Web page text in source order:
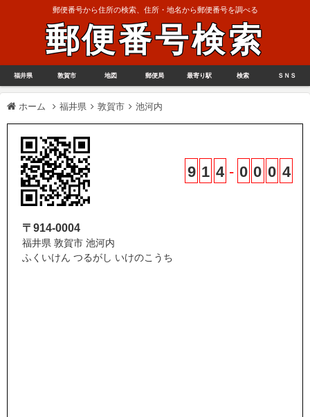
郵便番号から住所の検索、住所・地名から郵便番号を調べる
郵便番号検索
福井県 敦賀市 地図 郵便局 最寄り駅 検索 ＳＮＳ
ホーム 福井県 敦賀市 池河内
9 1 4 - 0 0 0 4
〒914-0004
福井県 敦賀市 池河内
ふくいけん つるがし いけのこうち